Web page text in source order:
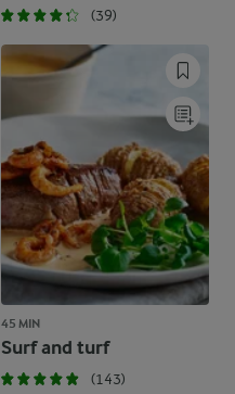
(39)
45 MIN
Surf and turf
(143)